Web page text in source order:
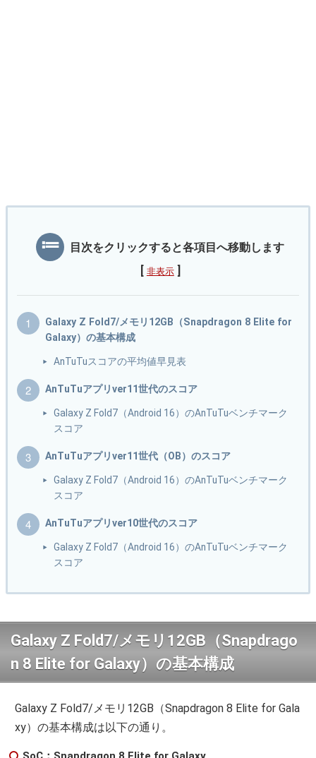
目次をクリックすると各項目へ移動します
非表示
Galaxy Z Fold7/メモリ12GB（Snapdragon 8 Elite for
Galaxy）の基本構成
AnTuTuスコアの平均値早見表
AnTuTuアプリver11世代のスコア
Galaxy Z Fold7（Android 16）のAnTuTuベンチマーク
スコア
AnTuTuアプリver11世代（OB）のスコア
Galaxy Z Fold7（Android 16）のAnTuTuベンチマーク
スコア
AnTuTuアプリver10世代のスコア
Galaxy Z Fold7（Android 16）のAnTuTuベンチマーク
スコア
Galaxy Z Fold7/メモリ12GB（Snapdrago
n 8 Elite for Galaxy）の基本構成
Galaxy Z Fold7/メモリ12GB（Snapdragon 8 Elite for Gala
xy）の基本構成は以下の通り。